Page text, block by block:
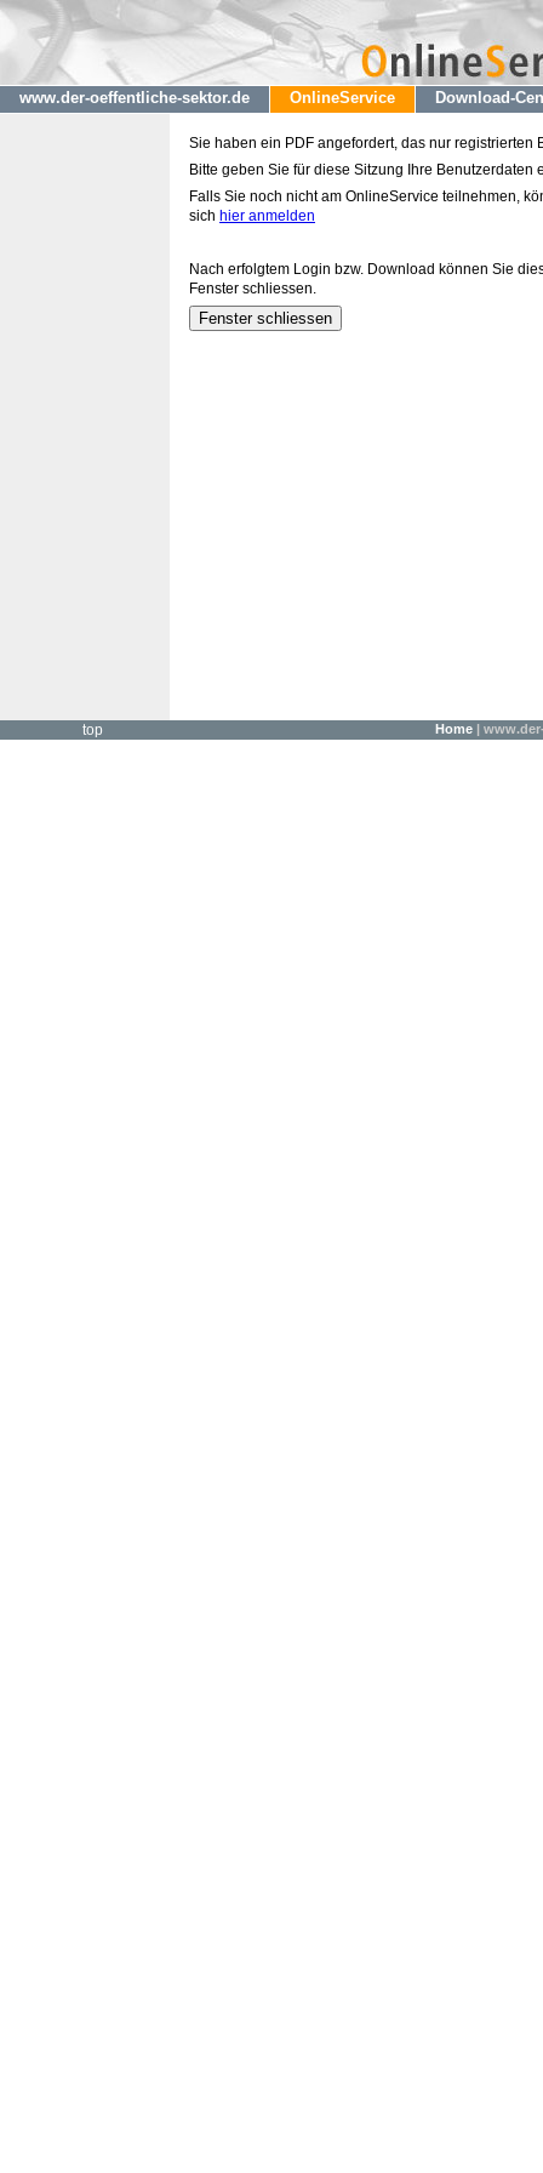
www.der-oeffentliche-sektor.de OnlineService Download-
Sie haben ein PDF angefordert, das nur registrierten
Bitte geben Sie für diese Sitzung Ihre Benutzerdaten
Falls Sie noch nicht am OnlineService teilnehmen,
sich hier anmelden
Nach erfolgtem Login bzw. Download können Sie
Fenster schliessen.
top Home|